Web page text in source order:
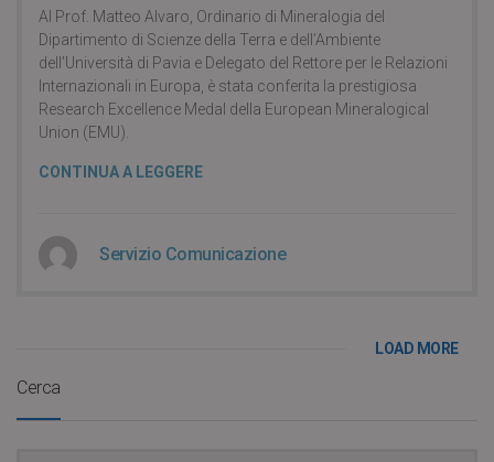
Al Prof. Matteo Alvaro, Ordinario di Mineralogia del
Dipartimento di Scienze della Terra e dell’Ambiente
dell’Università di Pavia e Delegato del Rettore per le Relazioni
Internazionali in Europa, è stata conferita la prestigiosa
Research Excellence Medal della European Mineralogical
Union (EMU).
CONTINUA A LEGGERE
Servizio Comunicazione
LOAD MORE
Cerca